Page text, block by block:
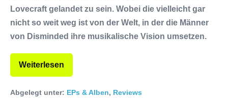
Lovecraft gelandet zu sein. Wobei die vielleicht gar
nicht so weit weg ist von der Welt, in der die Männer
von Disminded ihre musikalische Vision umsetzen.
Weiterlesen
Abgelegt unter: EPs & Alben, Reviews